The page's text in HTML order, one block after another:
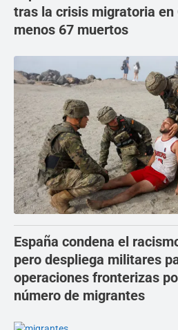
tras la crisis migratoria en
menos 67 muertos
España condena el
pero despliega militares
operaciones fronterizas
número de migrantes